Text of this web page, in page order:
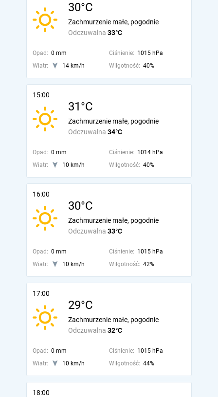
30°C
Odczuwalna 33°C
Zachmurzenie małe, pogodnie
Opad: 0 mm Ciśnienie: 1015 hPa
Wiatr:
14 km/h Wilgotność: 40%
15:00
31°C
Odczuwalna 34°C
Zachmurzenie małe, pogodnie
Opad: 0 mm Ciśnienie: 1014 hPa
Wiatr:
10 km/h Wilgotność: 40%
16:00
30°C
Odczuwalna 33°C
Zachmurzenie małe, pogodnie
Opad: 0 mm Ciśnienie: 1015 hPa
Wiatr:
10 km/h Wilgotność: 42%
17:00
29°C
Odczuwalna 32°C
Zachmurzenie małe, pogodnie
Opad: 0 mm Ciśnienie: 1015 hPa
Wiatr:
10 km/h Wilgotność: 44%
18:00